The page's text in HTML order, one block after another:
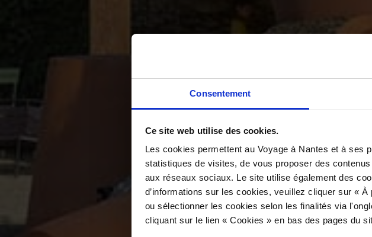
Consentement
Ce site web utilise des cookies.
Les cookies permettent au Voyage à Nantes et à ses
statistiques de visites, de vous proposer des
aux réseaux sociaux. Le site utilise également des
d’informations sur les cookies, veuillez cliquer sur «
ou sélectionner les cookies selon les finalités via
cliquant sur le lien « Cookies » en bas des pages du